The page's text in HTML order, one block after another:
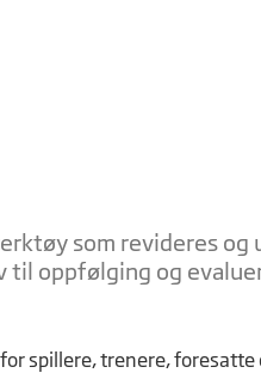
som revideres
til oppfølging og
spillere, trenere,